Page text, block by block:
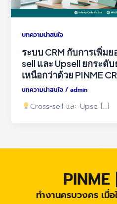
บทความน่าสนใจ
ระบบ CRM กับการเพิ่ม
sell และ Upsell ยกระดั
เหนือกว่าด้วย PINME
บทความน่าสนใจ /admin
Cross-sell และ Upse […]
PINME
ทำงานครบวงคร เมื่